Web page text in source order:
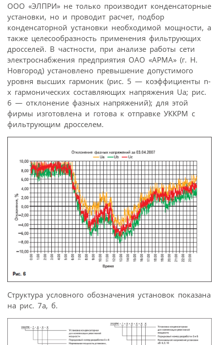
ООО «ЭЛПРИ» не только производит конденсаторные
установки, но и проводит расчет, подбор
конденсаторной установки необходимой мощности, а
также целесообразность применения фильтрующих
дросселей. В частности, при анализе работы сети
электроснабжения предприятия ОАО «АРМА» (г. Н.
Новгород) установлено превышение допустимого
уровня высших гармоник (рис. 5 — коэффициенты n-
х гармонических составляющих напряжения Ua; рис.
6 — отклонение фазных напряжений); для этой
фирмы изготовлена и готова к отправке УККРМ с
фильтрующим дросселем.
Структура условного обозначения установок показана
на рис. 7а, б.